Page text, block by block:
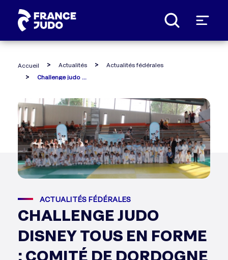
Accueil Actualités
Actualités fédérales
ACTUALITÉS FÉDÉRALES
CHALLENGE JUDO
DISNEY TOUS EN FORME
: COMITÉ DE DORDOGNE